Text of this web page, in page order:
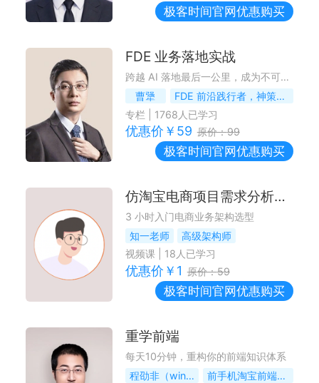
极客时间官网优惠购买
FDE 业务落地实战
跨越 AI 落地最后一公里，成为不可替代的 FDE
曹犟
FDE 前沿践行者，神策数据联合创始人 & CTO
专栏
1768 人已学习
优惠价￥ 59 原价：99
极客时间官网优惠购买
仿淘宝电商项目需求分析与技术选型
3 小时入门电商业务架构选型
知一老师
高级架构师
视频课| 18 人已学习
优惠价￥ 1 原价：59
极客时间官网优惠购买
重学前端
每天10分钟，重构你的前端知识体系
程劭非（winter）
前手机淘宝前端负责人